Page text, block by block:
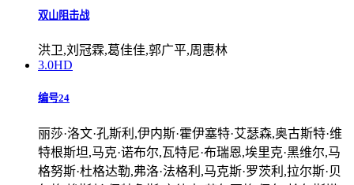
双山阻击战
洪卫,刘冠霖,葛佳佳,郭广平,周惠林
3.0HD
编号24
丽莎·洛文·孔斯利,伊内斯·霍伊塞特·艾瑟森,奥古斯特·维
特根斯坦,马克·诺布尔,瓦特尼·布瑞恩,埃里克·黑维尔,马
格努斯·杜格达勒,弗洛·法格利,马克斯·罗茨利,拉尔斯·贝